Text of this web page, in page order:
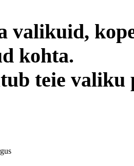
valikuid,
kohta.
teie valiku